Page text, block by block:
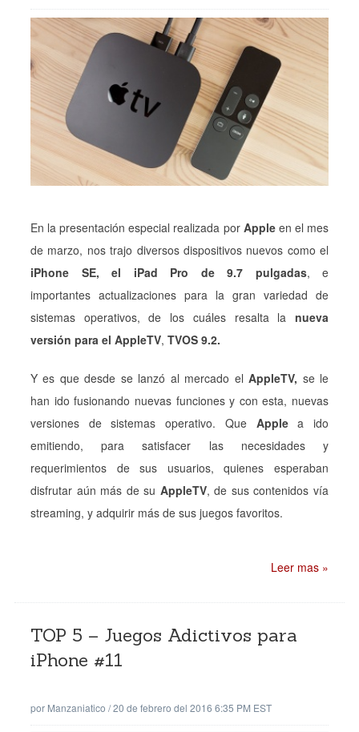
En la presentación especial realizada por Appleen el mes
de marzo, nos trajo diversos dispositivos nuevos como el
iPhone SE, el iPad Pro de 9.7 pulgadas, e
importantes actualizaciones para la gran variedad de
sistemas operativos, de los cuáles resalta la nueva
versión para el AppleTV, TVOS 9.2.
Y es que desde se lanzó al mercado elAppleTV, se le
han ido fusionando nuevas funciones y con esta, nuevas
versiones de sistemas operativo. Que Applea ido
emitiendo, para satisfacer las necesidades y
requerimientos de sus usuarios, quienes esperaban
disfrutar aún más de su AppleTV, de sus contenidos vía
streaming, y adquirir más de sus juegos favoritos.
Leer mas »
TOP 5 – Juegos Adictivos para
iPhone #11
por Manzaniatico /20 de febrero del 2016 6:35 PM EST